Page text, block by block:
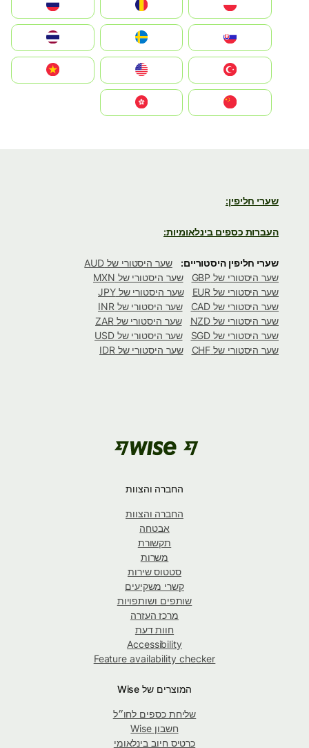
România
Slovensko
United States
Vietnam
שערי חליפין:
העברות כספים בינלאומיות:
שערי חליפין היסטוריים:
שער היסטורי של AUD
שער היסטורי של GBP
שער היסטורי של MXN
שער היסטורי של EUR
שער היסטורי של JPY
שער היסטורי של CAD
שער היסטורי של INR
שער היסטורי של NZD
שער היסטורי של ZAR
שער היסטורי של SGD
שער היסטורי של USD
שער היסטורי של CHF
שער היסטורי של IDR
החברה והצוות
החברה והצוות
אבטחה
תקשורת
משרות
סטטוס שירות
קשרי משקיעים
שותפים ושותפויות
מרכז העזרה
חוות דעת
Accessibility
Feature availability checker
המוצרים של Wise
שליחת כספים לחו״ל
חשבון Wise
כרטיס חיוב בינלאומי